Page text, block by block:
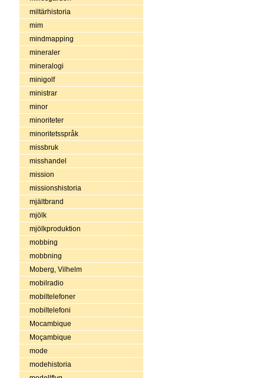
miltärhistoria
mim
mindmapping
mineraler
mineralogi
minigolf
ministrar
minor
minoriteter
minoritetsspråk
missbruk
misshandel
mission
missionshistoria
mjältbrand
mjölk
mjölkproduktion
mobbing
mobbning
Moberg, Vilhelm
mobilradio
mobiltelefoner
mobiltelefoni
Mocambique
Moçambique
mode
modehistoria